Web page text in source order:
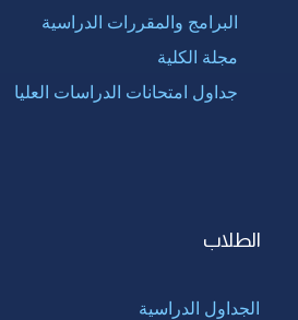
البرامج والمقررات الدراسية
مجلة الكلية
جداول امتحانات الدراسات العليا
الطلاب
الجداول الدراسية